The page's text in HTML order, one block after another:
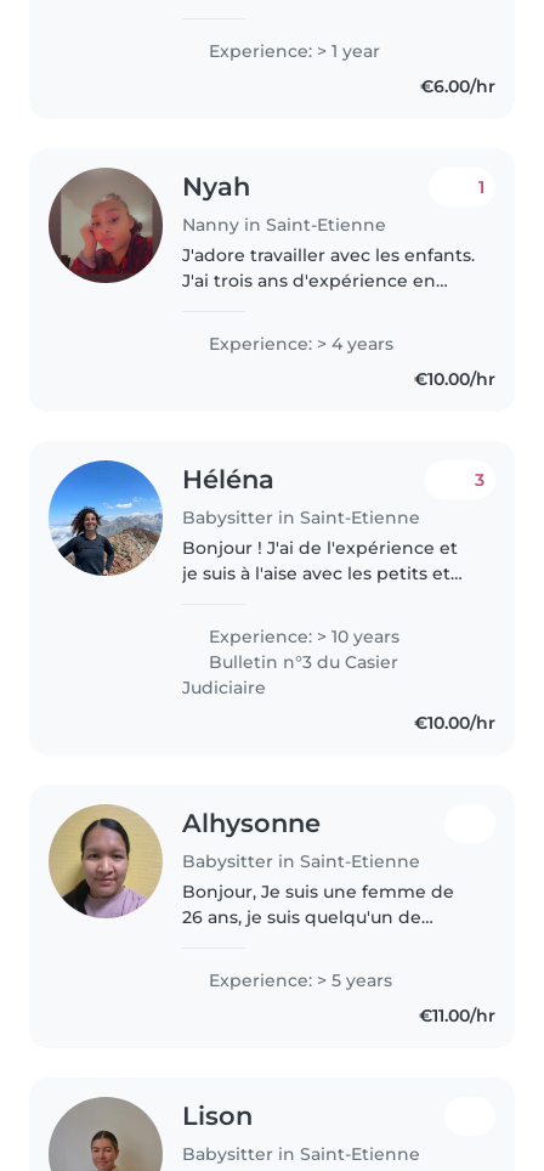
souriante et j'aime beaucoup
m'occuper des enfants. Je suis
Experience: > 1 year
€6.00/hr
Nyah
Nanny in Saint-Etienne
1
J'adore travailler avec les enfants.
J'ai trois ans d'expérience en
auprès de bébés et de tout-
petits. J'ai également de
l'expérience avec des enfants
Experience: > 4 years
€10.00/hr
Héléna
Babysitter in Saint-Etienne
3
Bonjour ! J'ai de l'expérience et
je suis à l'aise avec les petits et
avec des jeux de société, des
chansons, des activités
manuelles ou avec de la..
Experience: > 10 years
Bulletin n°3 du Casier
Judiciaire
€10.00/hr
Alhysonne
Babysitter in Saint-Etienne
Bonjour, Je suis une femme de
26 ans, je suis quelqu'un de
attentionnée. J'ai mon CAP AEPE
et je travaille en crèche depuis 3
ans, donc je saurai m'occuper..
Experience: > 5 years
€11.00/hr
Lison
Babysitter in Saint-Etienne